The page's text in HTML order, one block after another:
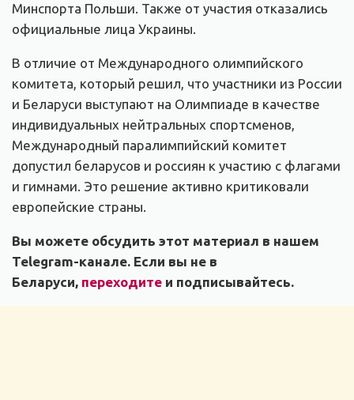
Минспорта Польши. Также от участия отказались
официальные лица Украины.
В отличие от Международного олимпийского
комитета, который решил, что участники из России
и Беларуси выступают на Олимпиаде в качестве
индивидуальных нейтральных спортсменов,
Международный паралимпийский комитет
допустил беларусов и россиян к участию с флагами
и гимнами. Это решение активно критиковали
европейские страны.
Вы можете обсудить этот материал в нашем
Telegram-канале. Если вы не в
Беларуси, переходите и подписывайтесь.